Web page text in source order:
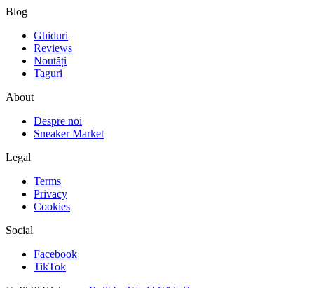
Blog
Ghiduri
Reviews
Noutăți
Taguri
About
Despre noi
Sneaker Market
Legal
Terms
Privacy
Cookies
Social
Facebook
TikTok